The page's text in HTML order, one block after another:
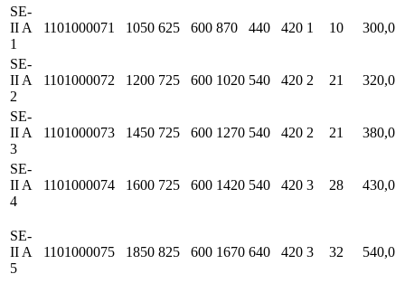
SE-
II A
1
1101000071 1050 625 600 870 440 420 1 10 300,0
SE-
II A
2
1101000072 1200 725 600 1020 540 420 2 21 320,0
SE-
II A
3
1101000073 1450 725 600 1270 540 420 2 21 380,0
SE-
II A
4
1101000074 1600 725 600 1420 540 420 3 28 430,0
SE-
II A
5
1101000075 1850 825 600 1670 640 420 3 32 540,0